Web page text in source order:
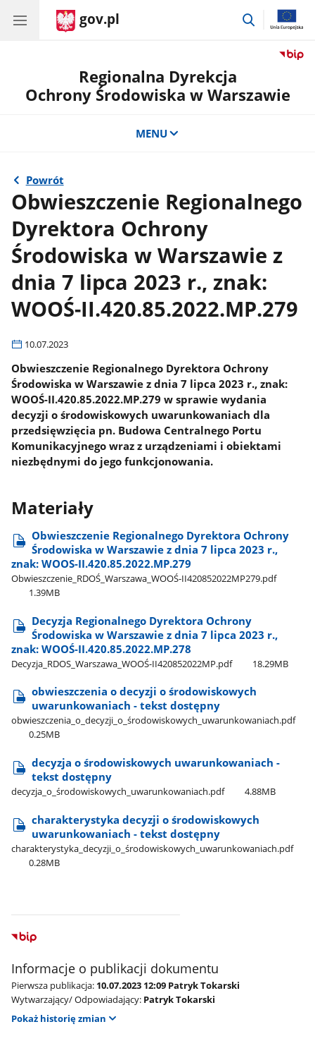
gov.pl
przejdź
Regionalna Dyrekcja
Ochrony Środowiska w Warszawie
MENU
Powrót
Obwieszczenie Regionalnego
Dyrektora Ochrony
Środowiska w Warszawie z
dnia 7 lipca 2023 r., znak:
WOOŚ-II.420.85.2022.MP.279
10.07.2023
Obwieszczenie Regionalnego Dyrektora Ochrony
Środowiska w Warszawie z dnia 7 lipca 2023 r., znak:
WOOŚ-II.420.85.2022.MP.279 w sprawie wydania
decyzji o środowiskowych uwarunkowaniach dla
przedsięwzięcia pn. Budowa Centralnego Portu
Komunikacyjnego wraz z urządzeniami i obiektami
niezbędnymi do jego funkcjonowania.
Materiały
Obwieszczenie Regionalnego Dyrektora Ochrony
Środowiska w Warszawie z dnia 7 lipca 2023 r.,
znak: WOOS-II.420.85.2022.MP.279
Obwieszczenie​_RDOŚ​_Warszawa​_WOOŚ-II420852022MP279.pdf
1.39MB
Decyzja Regionalnego Dyrektora Ochrony
Środowiska w Warszawie z dnia 7 lipca 2023 r.,
znak: WOOŚ-II.420.85.2022.MP.278
Decyzja​_RDOS​_Warszawa​_WOOŚ-II420852022MP.pdf 18.29MB
obwieszczenia o decyzji o środowiskowych
uwarunkowaniach - tekst dostępny
obwieszczenia​_o​_decyzji​_o​_środowiskowych​_uwarunkowaniach.pdf
0.25MB
decyzja o środowiskowych uwarunkowaniach -
tekst dostępny
decyzja​_o​_środowiskowych​_uwarunkowaniach.pdf 4.88MB
charakterystyka decyzji o środowiskowych
uwarunkowaniach - tekst dostępny
charakterystyka​_decyzji​_o​_środowiskowych​_uwarunkowaniach.pdf
0.28MB
Informacje o publikacji dokumentu
Pierwsza publikacja: 10.07.2023 12:09 Patryk Tokarski
Wytwarzający/ Odpowiadający: Patryk Tokarski
Pokaż historię zmian